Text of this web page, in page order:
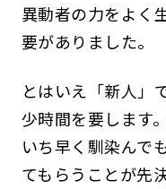
異動者の力をよく
要がありました。
とはいえ「新人」
少時間を要します
いち早く馴染んで
てもらうことが先決